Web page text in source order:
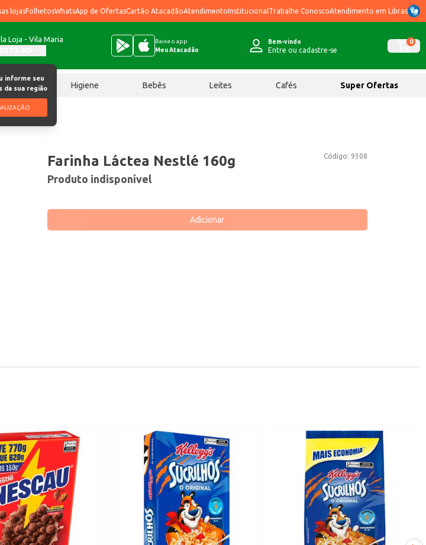
lojasFolhetosWhatsApp de OfertasCartão AtacadãoAtendimentoInstitucional Trabalhe ConoscoAtendimento em Libras
Loja - Vila Maria
informe seu
da sua região
Baixe o app
Meu Atacadão
Bem-vindo
Entre ou cadastre-se
0
Higiene Bebês Leites Cafés Super Ofertas
Código: 9308
Farinha Láctea Nestlé 160g
Produto indisponível
Adicionar